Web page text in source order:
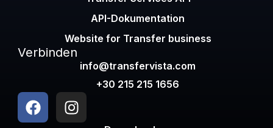
API-Dokumentation
Website for Transfer business
Verbinden
info@transfervista.com
+30 215 215 1656